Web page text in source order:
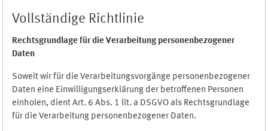
Vollständige Richtlinie
Rechtsgrundlage für die Verarbeitung personenbezogener
Daten
Soweit wir für die Verarbeitungsvorgänge personenbezogener
Daten eine Einwilligungserklärung der betroffenen Personen
einholen, dient Art. 6 Abs. 1 lit. a DSGVO als Rechtsgrundlage
für die Verarbeitung personenbezogener Daten.